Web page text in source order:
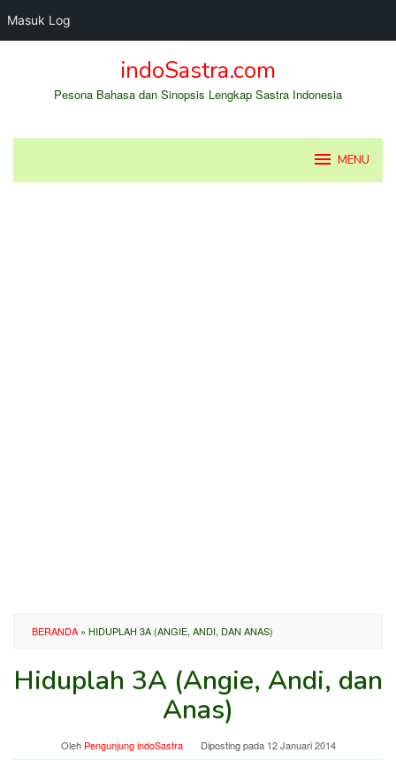
Masuk Log
indoSastra.com
Pesona Bahasa dan Sinopsis Lengkap Sastra Indonesia
MENU
BERANDA » HIDUPLAH 3A (ANGIE, ANDI, DAN ANAS)
Hiduplah 3A (Angie, Andi, dan
Anas)
Oleh Pengunjung indoSastra Diposting pada 12 Januari 2014